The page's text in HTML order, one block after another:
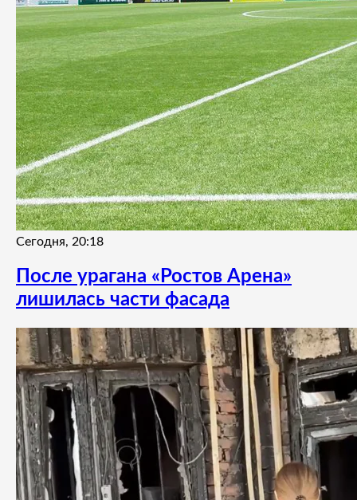
Сегодня, 20:18
После урагана «Ростов Арена»
лишилась части фасада